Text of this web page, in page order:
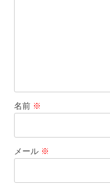
名前 ※
メール ※